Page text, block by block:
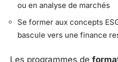
ou en analyse de marchés
Se former aux concepts
bascule vers une finance
Les programmes de